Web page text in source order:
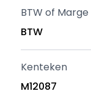
BTW of Marge
BTW
Kenteken
M12087